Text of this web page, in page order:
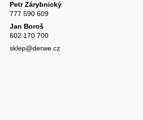
Petr Zárybnický
777 590 609
Jan Boroš
602 170 700
sklep@derwe.cz